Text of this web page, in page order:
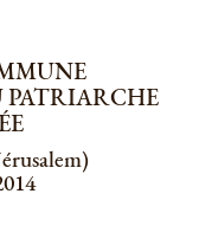
PATRIARCHE